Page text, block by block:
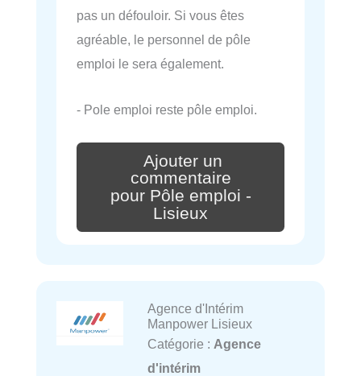
pas un défouloir. Si vous êtes
agréable, le personnel de pôle
emploi le sera également.
- Pole emploi reste pôle emploi.
Ajouter un
commentaire
pour Pôle emploi -
Lisieux
Agence d'Intérim
Manpower Lisieux
Catégorie : Agence
d'intérim